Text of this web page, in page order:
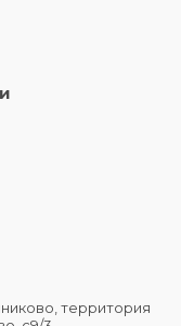
территория